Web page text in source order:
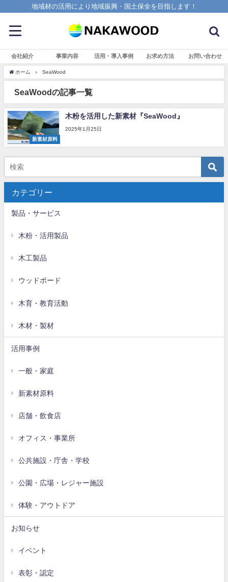
地域材の活用により地域振興・国土保全を目指します！
会社紹介 事業内容 活用・導入事例 お求め方法 お問い合わせ
ホーム SeaWood
SeaWoodの記事一覧
新素材原料
木粉を活用した新素材『SeaWood』
2025年1月25日
カテゴリー
製品・サービス
木粉・活用製品
木工製品
ウッドボード
木育・教育活動
木材・製材
活用事例
一般・家庭
新素材原料
店舗・飲食店
オフィス・事業所
公共施設・庁舎・学校
公園・広場・レジャー施設
体験・アウトドア
お知らせ
イベント
表彰・認定